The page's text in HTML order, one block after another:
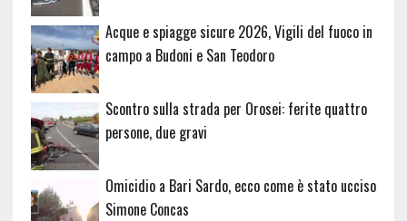
Acque e spiagge sicure 2026, Vigili del fuoco in
campo a Budoni e San Teodoro
Scontro sulla strada per Orosei: ferite quattro
persone, due gravi
Omicidio a Bari Sardo, ecco come è stato ucciso
Simone Concas